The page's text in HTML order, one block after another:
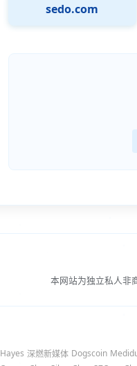
sedo.com
本网站为独立私人非
Hayes 深燃新媒体 Dogscoin